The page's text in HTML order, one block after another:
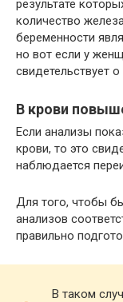
результате
количество
беременности
но вот если у
свидетельствует
В крови
Если анализы
крови, то это
наблюдается
Для того, чтобы
анализов
правильно
В таком